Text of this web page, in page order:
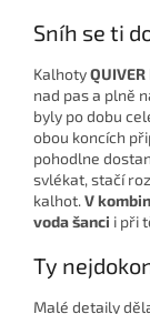
Sníh se ti
KalhotyQUIVER
nad pas a plně
byly po dobu
obou koncích
pohodlne
svlékat, stačí
kalhot. V
voda šanci i při
Ty
Malé detaily